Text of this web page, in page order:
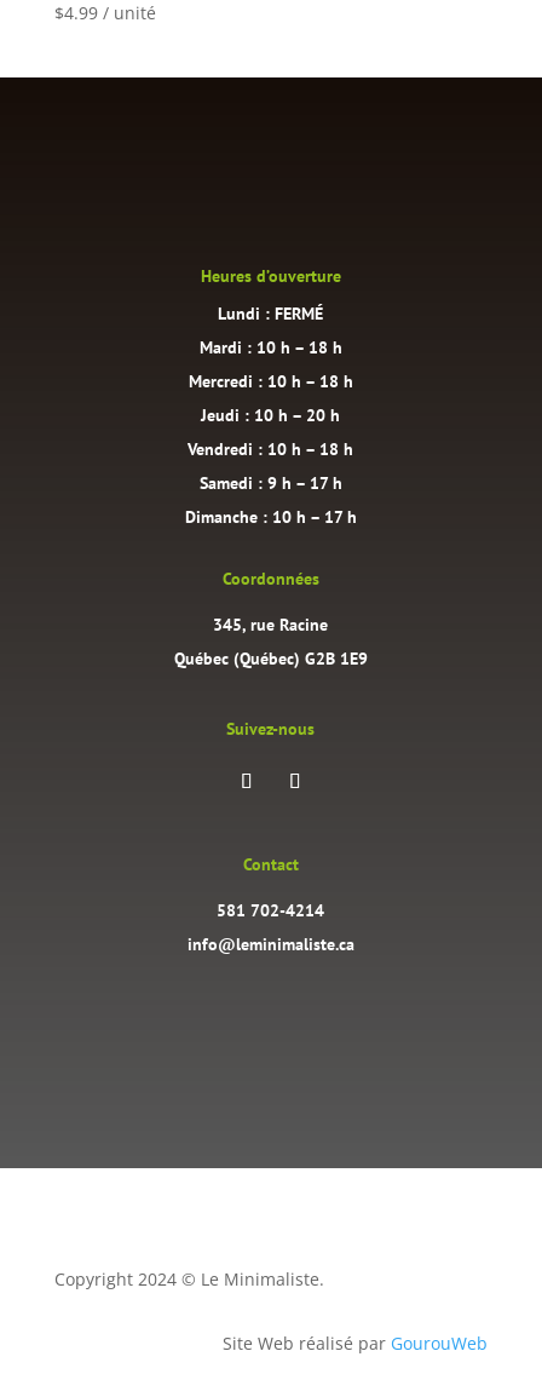
$4.99 / unité
Heures d’ouverture
Lundi : FERMÉ
Mardi : 10 h – 18 h
Mercredi : 10 h – 18 h
Jeudi : 10 h – 20 h
Vendredi : 10 h – 18 h
Samedi : 9 h – 17 h
Dimanche : 10 h – 17 h
Coordonnées
345, rue Racine
Québec (Québec) G2B 1E9
Suivez-nous
Contact
581 702-4214
info@leminimaliste.ca
Copyright 2024 © Le Minimaliste.
Site Web réalisé par GourouWeb